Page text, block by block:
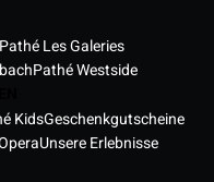
Pathé Les Galeries
Pathé Westside
KidsGeschenkgutscheine
Unsere Erlebnisse